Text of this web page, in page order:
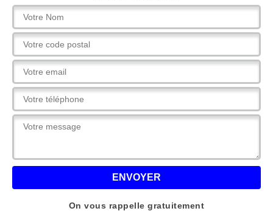
On vous rappelle gratuitement